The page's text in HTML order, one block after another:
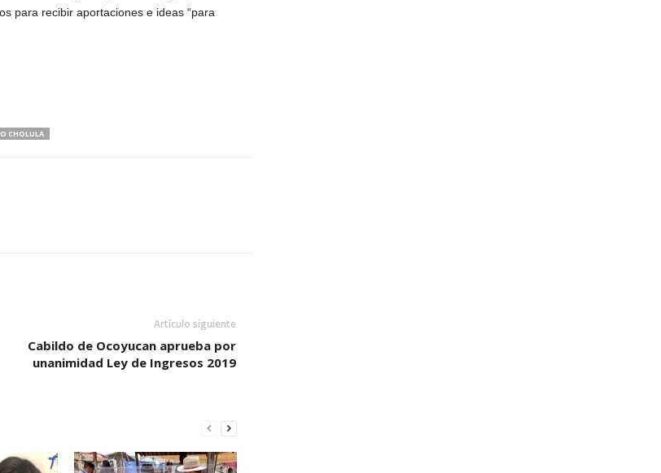
para recibir aportaciones e ideas “para
CHOLULA
Artículo siguiente
Cabildo de Ocoyucan aprueba por
unanimidad Ley de Ingresos 2019